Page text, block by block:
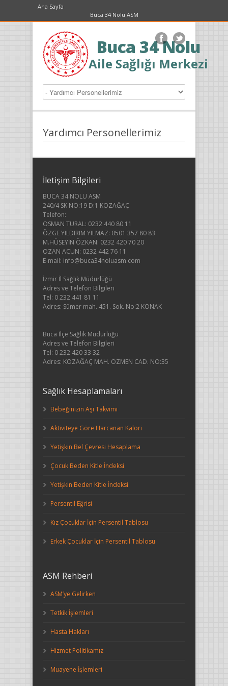
Ana Sayfa
Buca 34 Nolu ASM
Buca 34 Nolu
Aile Sağlığı Merkezi
Yardımcı Personellerimiz
İletişim Bilgileri
BUCA 34 NOLU ASM
240/4 SK NO:19 D:1 KOZAĞAÇ
Telefon:
OSMAN TURAL: 0232 440 80 11
ÖZGE YILDIRIM YILMAZ: 0501 357 80 83
M.HÜSEYİN ÖZKAN: 0232 420 70 20
OZAN ACUN: 0232 442 76 11
E-mail: info@buca34noluasm.com
İzmir İl Sağlık Müdürlüğü
Adres ve Telefon Bilgileri
Tel: 0 232 441 81 11
Adres: Sümer mah. 451. Sok. No:2 KONAK
Buca İlçe Sağlık Müdürlüğü
Adres ve Telefon Bilgileri
Tel: 0 232 420 33 32
Adres: KOZAĞAÇ MAH. ÖZMEN CAD. NO:35
Sağlık Hesaplamaları
Bebeğinizin Aşı Takvimi
Aktiviteye Göre Harcanan Kalori
Yetişkin Bel Çevresi Hesaplama
Çocuk Beden Kitle İndeksi
Yetişkin Beden Kitle İndeksi
Persentil Eğrisi
Kız Çocuklar İçin Persentil Tablosu
Erkek Çocuklar İçin Persentil Tablosu
ASM Rehberi
ASM’ye Gelirken
Tetkik İşlemleri
Hasta Hakları
Hizmet Politikamız
Muayene İşlemleri